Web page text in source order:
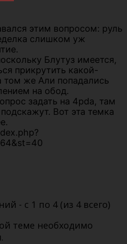
этим вопросом: руль
слишком уж
Блутуз имеется,
прикрутить какой-
том же Али попадались
на обод.
задать на 4pda, там
Вот эта темка
- с 1 по 4 (из 4 всего)
теме необходимо